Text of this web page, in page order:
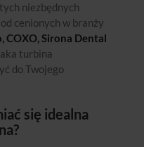
niezbędnych
cenionych w branży
COXO, Sirona Dental
turbina
do Twojego
się idealna